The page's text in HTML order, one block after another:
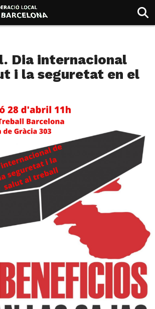
Dia internacional
i la seguretat en el